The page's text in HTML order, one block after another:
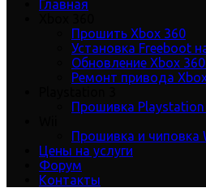
Главная
Прошить Xbox 360
Установка Freeboot
Обновление Xbox
Ремонт привода
Прошивка Playstation
Прошивка и чиповка
Цены на услуги
Форум
Контакты